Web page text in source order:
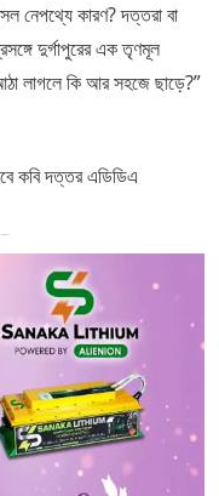
নেপথ্যে কারণ? দত্তরা বা
দুর্গাপুরের এক তৃণমূল
লাগলে কি আর সহজে ছাড়ে?”
কবি দত্তর এডিডিএ